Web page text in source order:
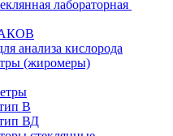
лабораторная
АКОВ
анализа кислорода
(жиромеры)
В
ВД